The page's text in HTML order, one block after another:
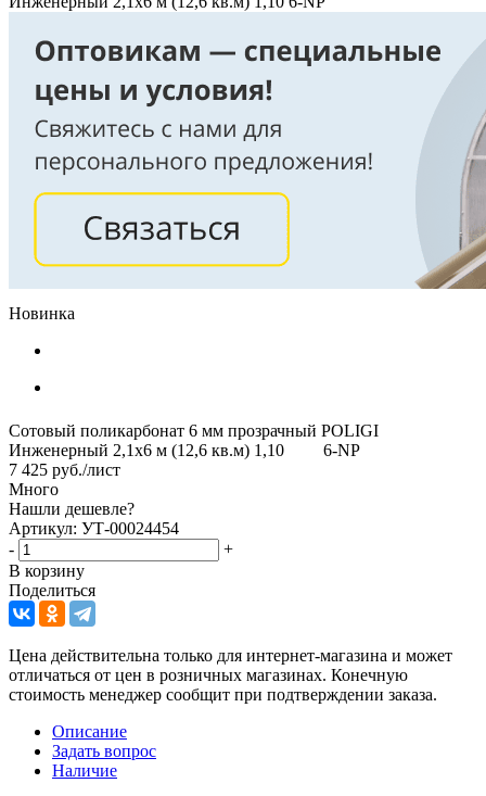
Новинка
Сотовый поликарбонат 6 мм прозрачный POLIGI
Инженерный 2,1х6 м (12,6 кв.м) 1,10 6-NP
7 425 руб./лист
Много
Нашли дешевле?
Артикул: УТ-00024454
-
+
В корзину
Поделиться
Цена действительна только для интернет-магазина и может
отличаться от цен в розничных магазинах. Конечную
стоимость менеджер сообщит при подтверждении заказа.
Описание
Задать вопрос
Наличие